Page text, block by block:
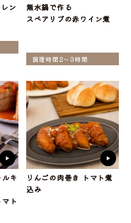
ン
無水鍋で作る
スペアリブの赤ワイン煮
調理時間2～3時間
キ
ト
りんごの肉巻き トマト煮
込み